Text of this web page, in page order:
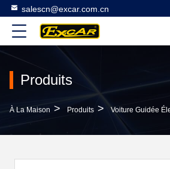
salescn@excar.com.cn
Produits
À La Maison > Produits > Voiture Guidée